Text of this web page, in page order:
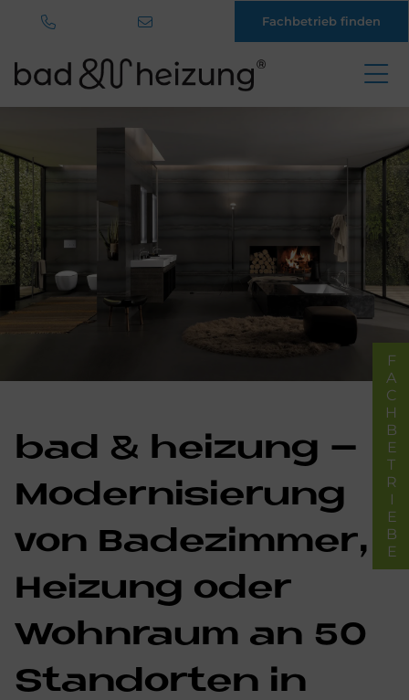
Fachbetrieb finden
bad & hei­zung –
Mo­der­ni­sie­rung
von Ba­de­zim­mer,
Hei­zung oder
Wohn­raum an 50
Stand­or­ten in
FACHBETRIEBE